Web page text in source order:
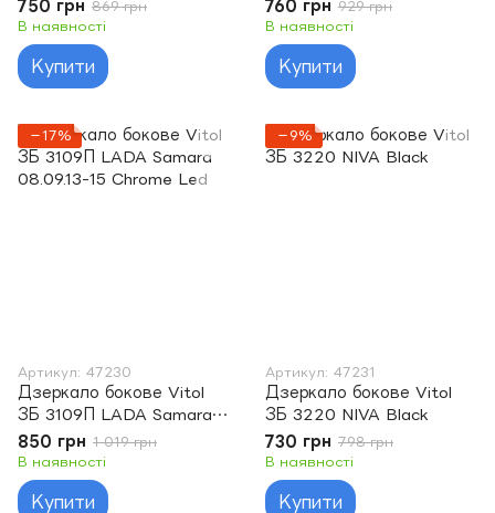
750 грн 869 грн
В наявності
Купити
760 грн 929 грн
В наявності
Купити
−17%
Артикул: 47230
Дзеркало бокове Vitol
ЗБ 3109П LADA Samara
08.09.13-15 Chrome Led
850 грн 1 019 грн
В наявності
Купити
−9%
Артикул: 47231
Дзеркало бокове Vitol
ЗБ 3220 NIVA Black
730 грн 798 грн
В наявності
Купити